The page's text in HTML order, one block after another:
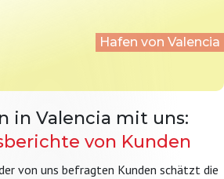
Hafen von Valencia
in Valencia mit uns:
von Kunden
von uns befragten Kunden schätzt die